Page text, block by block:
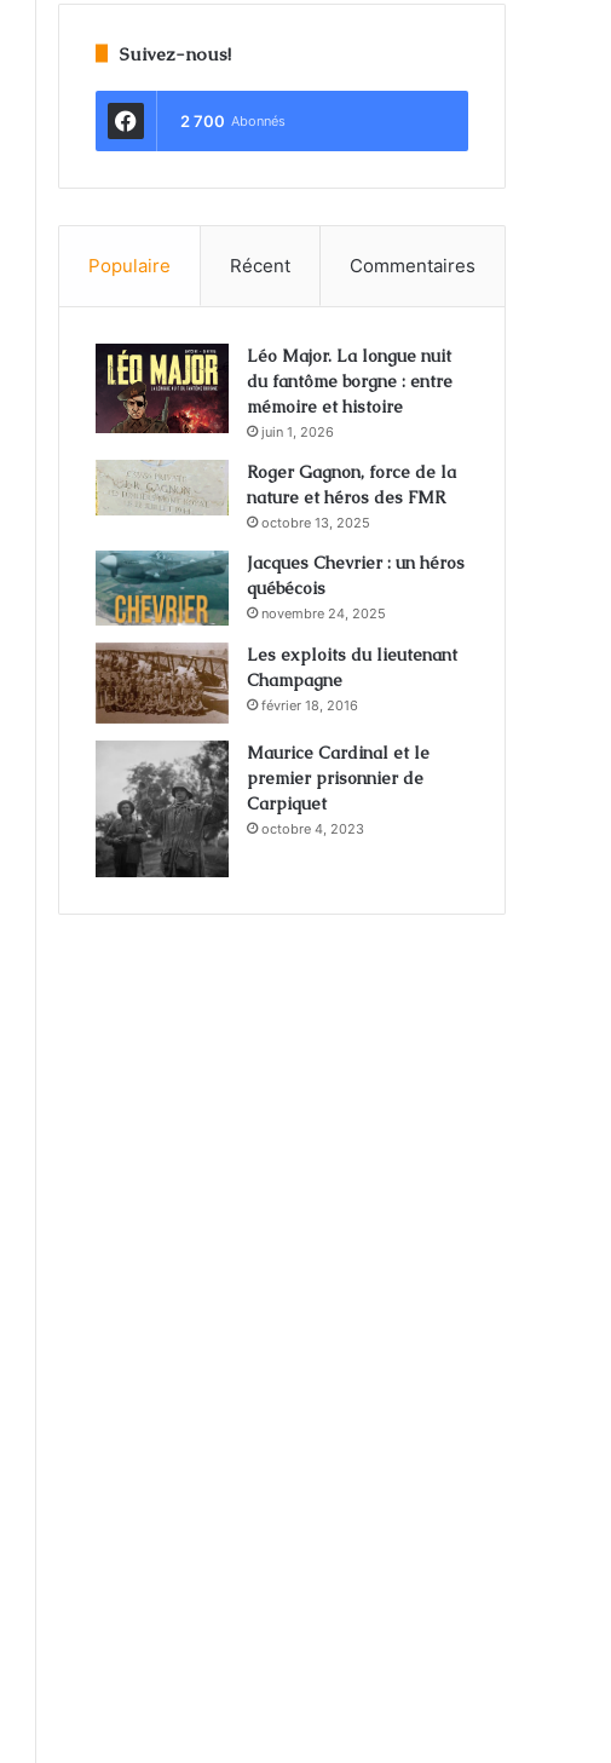
Suivez-nous!
2 700 Abonnés
Populaire Récent Commentaires
Léo Major. La longue nuit
du fantôme borgne : entre
mémoire et histoire
juin 1, 2026
Roger Gagnon, force de la
nature et héros des FMR
octobre 13, 2025
Jacques Chevrier : un héros
québécois
novembre 24, 2025
Les exploits du lieutenant
Champagne
février 18, 2016
Maurice Cardinal et le
premier prisonnier de
Carpiquet
octobre 4, 2023